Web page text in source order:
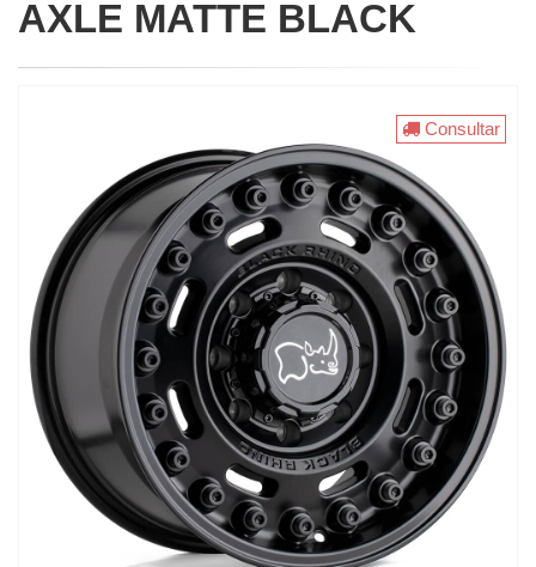
AXLE MATTE BLACK
Consultar